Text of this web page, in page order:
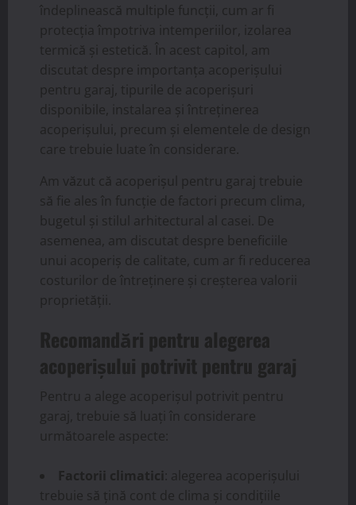
îndeplinească multiple funcții, cum ar fi
protecția împotriva intemperiilor, izolarea
termică și estetică. În acest capitol, am
discutat despre importanța acoperișului
pentru garaj, tipurile de acoperișuri
disponibile, instalarea și întreținerea
acoperișului, precum și elementele de design
care trebuie luate în considerare.
Am văzut că acoperișul pentru garaj trebuie
să fie ales în funcție de factori precum clima,
bugetul și stilul arhitectural al casei. De
asemenea, am discutat despre beneficiile
unui acoperiș de calitate, cum ar fi reducerea
costurilor de întreținere și creșterea valorii
proprietății.
Recomandări pentru alegerea
acoperișului potrivit pentru garaj
Pentru a alege acoperișul potrivit pentru
garaj, trebuie să luați în considerare
următoarele aspecte:
Factorii climatici : alegerea acoperișului
trebuie să țină cont de clima și condițiile